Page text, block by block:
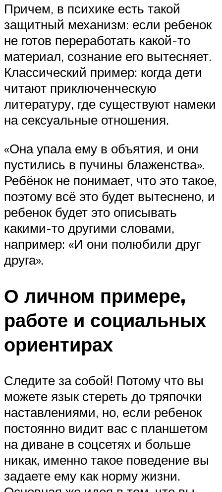
Причем, в психике есть такой
защитный механизм: если ребенок
не готов переработать какой-то
материал, сознание его вытесняет.
Классический пример: когда дети
читают приключенческую
литературу, где существуют намеки
на сексуальные отношения.
«Она упала ему в объятия, и они
пустились в пучины блаженства».
Ребёнок не понимает, что это такое,
поэтому всё это будет вытеснено, и
ребенок будет это описывать
какими-то другими словами,
например: «И они полюбили друг
друга».
О личном примере,
работе и социальных
ориентирах
Следите за собой! Потому что вы
можете язык стереть до тряпочки
наставлениями, но, если ребенок
постоянно видит вас с планшетом
на диване в соцсетях и больше
никак, именно такое поведение вы
задаете ему как норму жизни.